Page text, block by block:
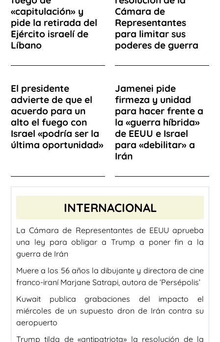
«capitulación» y
pide la retirada del
Ejército israelí de
Líbano
Cámara de
Representantes
para limitar sus
poderes de guerra
El presidente
advierte de que el
acuerdo para un
alto el fuego con
Israel «podría ser la
última oportunidad»
Jamenei pide
firmeza y unidad
para hacer frente a
la «guerra híbrida»
de EEUU e Israel
para «debilitar» a
Irán
INTERNACIONAL
La Cámara de Representantes de EEUU aprueba
una ley para obligar a Trump a poner fin a la
guerra de Irán
Muere a los 56 años la dibujante y directora de cine
franco-iraní Marjane Satrapi, autora de ‘Persépolis’
Kuwait publica grabaciones del impacto el
miércoles de un supuesto dron de Irán contra su
aeropuerto
Trump tilda de «antipatriota» la resolución de la